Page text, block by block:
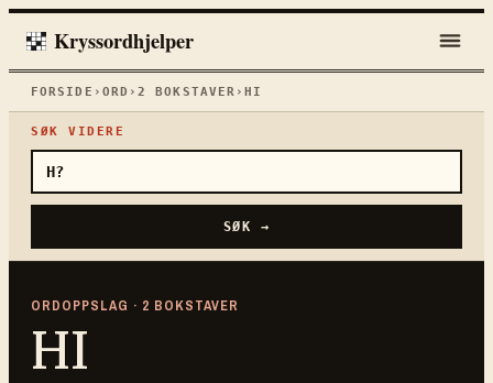
Kryssordhjelper
FORSIDE › ORD ›2 BOKSTAVER ›HI
SØK VIDERE
SØK →
ORDOPPSLAG · 2 BOKSTAVER
HI